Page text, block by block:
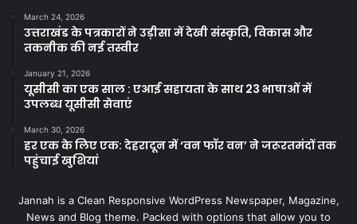
March 24, 2026
उत्तराखंड के पत्रकारों ने उड़ीसा में देखी संस्कृति, विकास और
तकनीक की नई तस्वीर
January 21, 2026
यूसीसी का एक साल : एआई सहायता के साथ 23 भाषाओं में
उपलब्ध यूसीसी सेवाएं
March 30, 2026
हर एक के लिए एक: देहरादून में ‘वन फॉर वन’ ने जरूरतमंदों तक
पहुंचाई खुशियां
Jannah is a Clean Responsive WordPress Newspaper, Magazine,
News and Blog theme. Packed with options that allow you to